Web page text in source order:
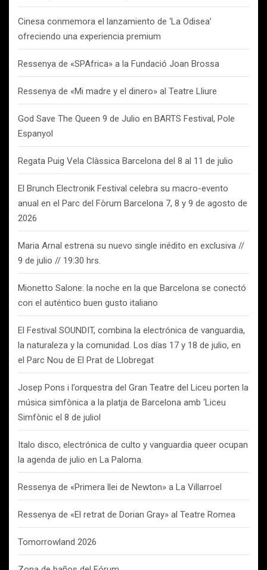
Cinesa conmemora el lanzamiento de ‘La Odisea’
ofreciendo una experiencia premium
Ressenya de «SPAfrica» a la Fundació Joan Brossa
Ressenya de «Mi madre y el dinero» al Teatre Lliure
God Save The Queen 9 de Julio en BARTS Festival, Pole
Espanyol
Regata Puig Vela Clàssica Barcelona del 8 al 11 de julio
El Brunch Electronik Festival celebra su macro-evento
anual en el Parc del Fòrum Barcelona 7, 8 y 9 de agosto de
2026
Maria Arnal estrena su nuevo single inédito en exclusiva //
9 de julio // 19:30 hrs.
Mionetto Salone: la noche en la que Barcelona se conectó
con el auténtico buen gusto italiano
El Festival SOUNDIT, combina la electrónica de vanguardia,
la naturaleza y la comunidad. Los días 17 y 18 de julio, en
el Parc Nou de El Prat de Llobregat
Josep Pons i l’orquestra del Gran Teatre del Liceu porten la
música simfònica a la platja de Barcelona amb ‘Liceu
Simfònic el 8 de juliol
Italo disco, electrónica de culto y vanguardia queer ocupan
la agenda de julio en La Paloma.
Ressenya de «Primera llei de Newton» a La Villarroel
Ressenya de «El retrat de Dorian Gray» al Teatre Romea
Tomorrowland 2026